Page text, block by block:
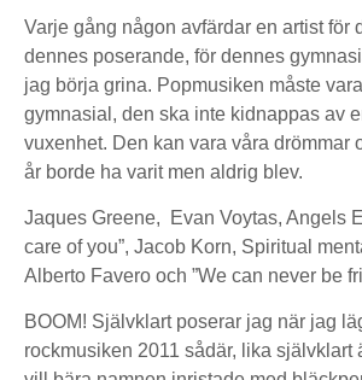
Varje gång någon avfärdar en artist för
dennes poserande, för dennes
jag börja grina. Popmusiken måste
gymnasial, den ska inte kidnappas av
vuxenhet. Den kan vara våra drömmar
år borde ha varit men aldrig blev.
Jaques Greene, Evan Voytas, Angels
care of you”, Jacob Korn, Spiritual
Alberto Favero och ”We can never be
BOOM! Självklart poserar jag när jag
rockmusiken 2011 sådär, lika självklart